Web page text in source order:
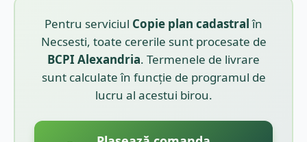
Pentru serviciul Copie plan cadastralîn
Necsesti, toate cererile sunt procesate de
BCPI Alexandria. Termenele de livrare
sunt calculate în funcție de programul de
lucru al acestui birou.